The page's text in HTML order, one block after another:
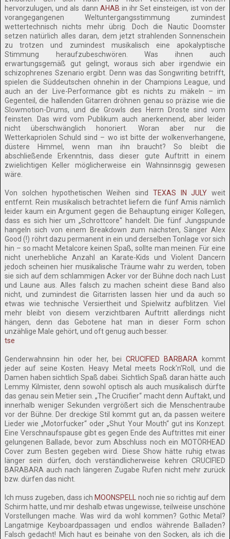
hervorzulugen, und als dann AHAB in ihr Set einsteigen, ist von der
vorangegangenen Weltuntergangsstimmung zumindest
wettertechnisch nichts mehr übrig. Doch die Nautic Doomster
setzen natürlich alles daran, dem jetzt strahlenden Sonnenschein
zu trotzen und zumindest musikalisch eine apokalyptische
Stimmung heraufzubeschwören. Was ihnen auch
erwartungsgemäß gut gelingt, woraus sich aber irgendwie ein
schizophrenes Szenario ergibt. Denn was das Songwriting betrifft,
spielen die Süddeutschen ohnehin in der Champions League, und
auch an der Live-Performance gibt es nichts zu mäkeln – im
Gegenteil, die hallenden Gitarren dröhnen genau so präzise wie die
Slowmotion-Drums, und die Growls des Herrn Droste sind vom
feinsten. Das wird vom Publikum auch anerkennend, aber leider
nicht überschwänglich honoriert. Woran aber nur die
Wetterkapriolen Schuld sind – wo ist bitte der wolkenverhangene,
düstere Himmel, wenn man ihn braucht? So bleibt die
abschließende Erkenntnis, dass dieser gute Auftritt in einem
zwielichtigen Keller möglicherweise ein Wahnsinnsgig gewesen
wäre.
Von solchen hypothetischen Weihen sind TEXAS IN JULY weit
entfernt. Rein musikalisch betrachtet liefern die fünf Amis nämlich
leider kaum ein Argument gegen die Behauptung einiger Kollegen,
dass es sich hier um „Schrottcore“ handelt. Die fünf Jungspunde
hangeln sich von einem Breakdown zum nächsten, Sänger Alex
Good (!) röhrt dazu permanent in ein und derselben Tonlage vor sich
hin – so macht Metalcore keinen Spaß, sollte man meinen. Für eine
nicht unerhebliche Anzahl an Karate-Kids und Violent Dancern
jedoch scheinen hier musikalische Träume wahr zu werden, toben
sie sich auf dem schlammigen Acker vor der Bühne doch nach Lust
und Laune aus. Alles falsch zu machen scheint diese Band also
nicht, und zumindest die Gitarristen lassen hier und da auch so
etwas wie technische Versiertheit und Spielwitz aufblitzen. Viel
mehr bleibt von diesem verzichtbaren Auftritt allerdings nicht
hängen, denn das Gebotene hat man in dieser Form schon
unzählige Male gehört, und oft genug auch besser.
tse
Genderwahnsinn hin oder her, beiCRUCIFIED BARBARA kommt
jeder auf seine Kosten. Heavy Metal meets Rock'n'Roll, und die
Damen haben sichtlich Spaß dabei. Sichtlich Spaß daran hätte auch
Lemmy Kilmister, denn sowohl optisch als auch musikalisch dürfte
das genau sein Metier sein. „The Crucifier“ macht denn Auftakt, und
innerhalb weniger Sekunden vergrößert sich die Menschentraube
vor der Bühne. Der dreckige Stil kommt gut an, da passen weitere
Lieder wie „Motorfucker“ oder „Shut Your Mouth“ gut ins Konzept.
Eine Verschnaufspause gibt es gegen Ende des Auftrittes mit einer
gelungenen Ballade, bevor zum Abschluss noch ein MOTÖRHEAD
Cover zum Besten gegeben wird. Diese Show hätte ruhig etwas
länger sein dürfen, doch verständlicherweise kehren CRUCIFIED
BARABARA auch nach längeren Zugabe Rufen nicht mehr zurück
bzw. dürfen das nicht.
Ich muss zugeben, dass ich MOONSPELL
noch nie so richtig auf dem
Schirm hatte, und mir deshalb etwas ungewisse, teilweise unschöne
Vorstellungen mache. Was wird da wohl kommen? Gothic Metal?
Langatmige Keyboardpassagen und endlos währende Balladen?
Falsch gedacht! Mich haut es beinahe von den Socken, als ich die